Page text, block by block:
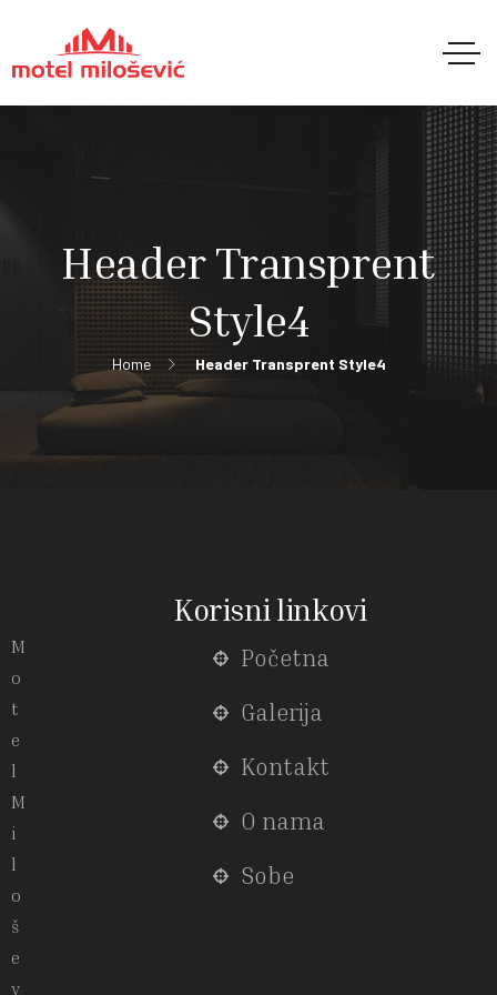
Header Transprent
Style4
Home Header Transprent Style4
M
o
t
e
l
M
i
l
o
š
e
v
Korisni linkovi
Početna
Galerija
Kontakt
O nama
Sobe